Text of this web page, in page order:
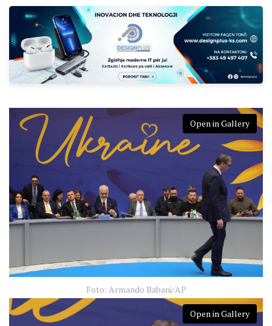
Open in Gallery
Foto: Armando Babani/AP
Open in Gallery